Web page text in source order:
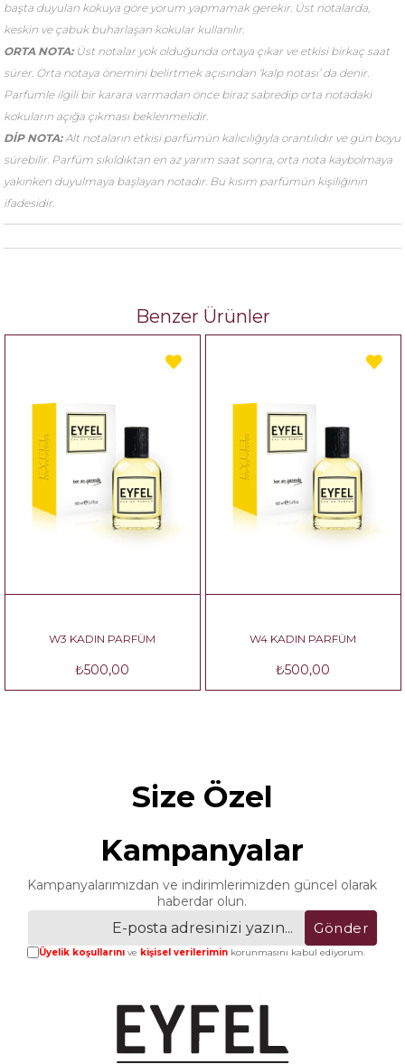
başta duyulan kokuya göre yorum yapmamak gerekir. Üst notalarda,
keskin ve çabuk buharlaşan kokular kullanılır.
ORTA NOTA: Üst notalar yok olduğunda ortaya çıkar ve etkisi birkaç saat
sürer. Orta notaya önemini belirtmek açısından ‘kalp notası’ da denir.
Parfümle ilgili bir karara varmadan önce biraz sabredip orta notadaki
kokuların açığa çıkması beklenmelidir.
DİP NOTA:Alt notaların etkisi parfümün kalıcılığıyla orantılıdır ve gün boyu
sürebilir. Parfüm sıkıldıktan en az yarım saat sonra, orta nota kaybolmaya
yakınken duyulmaya başlayan notadır. Bu kısım parfümün kişiliğinin
ifadesidir.
Benzer Ürünler
W3 KADIN PARFÜM
₺500,00
W4 KADIN PARFÜM
₺500,00
Size Özel
Kampanyalar
Kampanyalarımızdan ve indirimlerimizden güncel olarak
haberdar olun.
Gönder
Üyelik koşullarınıve kişisel verileriminkorunmasını kabul ediyorum.